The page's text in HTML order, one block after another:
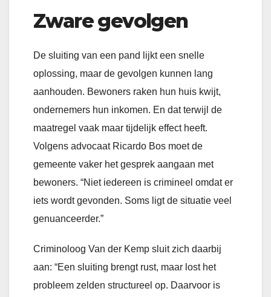
Zware gevolgen
De sluiting van een pand lijkt een snelle
oplossing, maar de gevolgen kunnen lang
aanhouden. Bewoners raken hun huis kwijt,
ondernemers hun inkomen. En dat terwijl de
maatregel vaak maar tijdelijk effect heeft.
Volgens advocaat Ricardo Bos moet de
gemeente vaker het gesprek aangaan met
bewoners. “Niet iedereen is crimineel omdat er
iets wordt gevonden. Soms ligt de situatie veel
genuanceerder.”
Criminoloog Van der Kemp sluit zich daarbij
aan: “Een sluiting brengt rust, maar lost het
probleem zelden structureel op. Daarvoor is